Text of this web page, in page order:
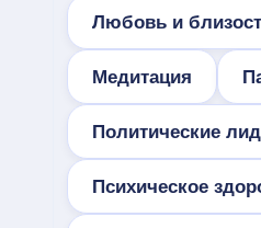
Любовь и
Медитация
Политические
Психическое